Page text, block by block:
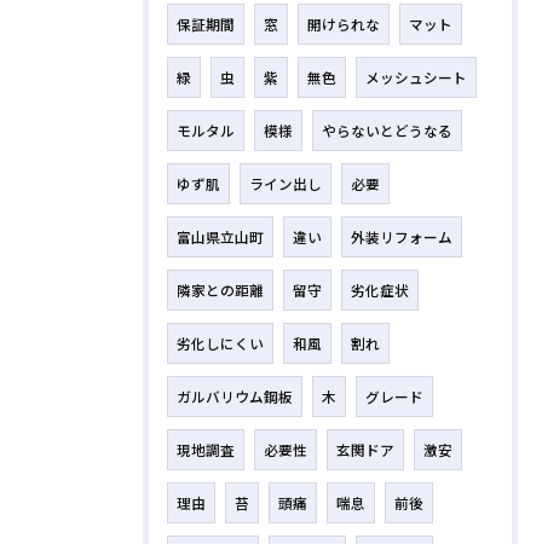
保証期間 窓 開けられな マット
緑 虫 紫 無色 メッシュシート
モルタル 模様 やらないとどうなる
ゆず肌 ライン出し 必要
富山県立山町 違い 外装リフォーム
隣家との距離 留守 劣化症状
劣化しにくい 和風 割れ
ガルバリウム鋼板 木 グレード
現地調査 必要性 玄関ドア 激安
理由 苔 頭痛 喘息 前後